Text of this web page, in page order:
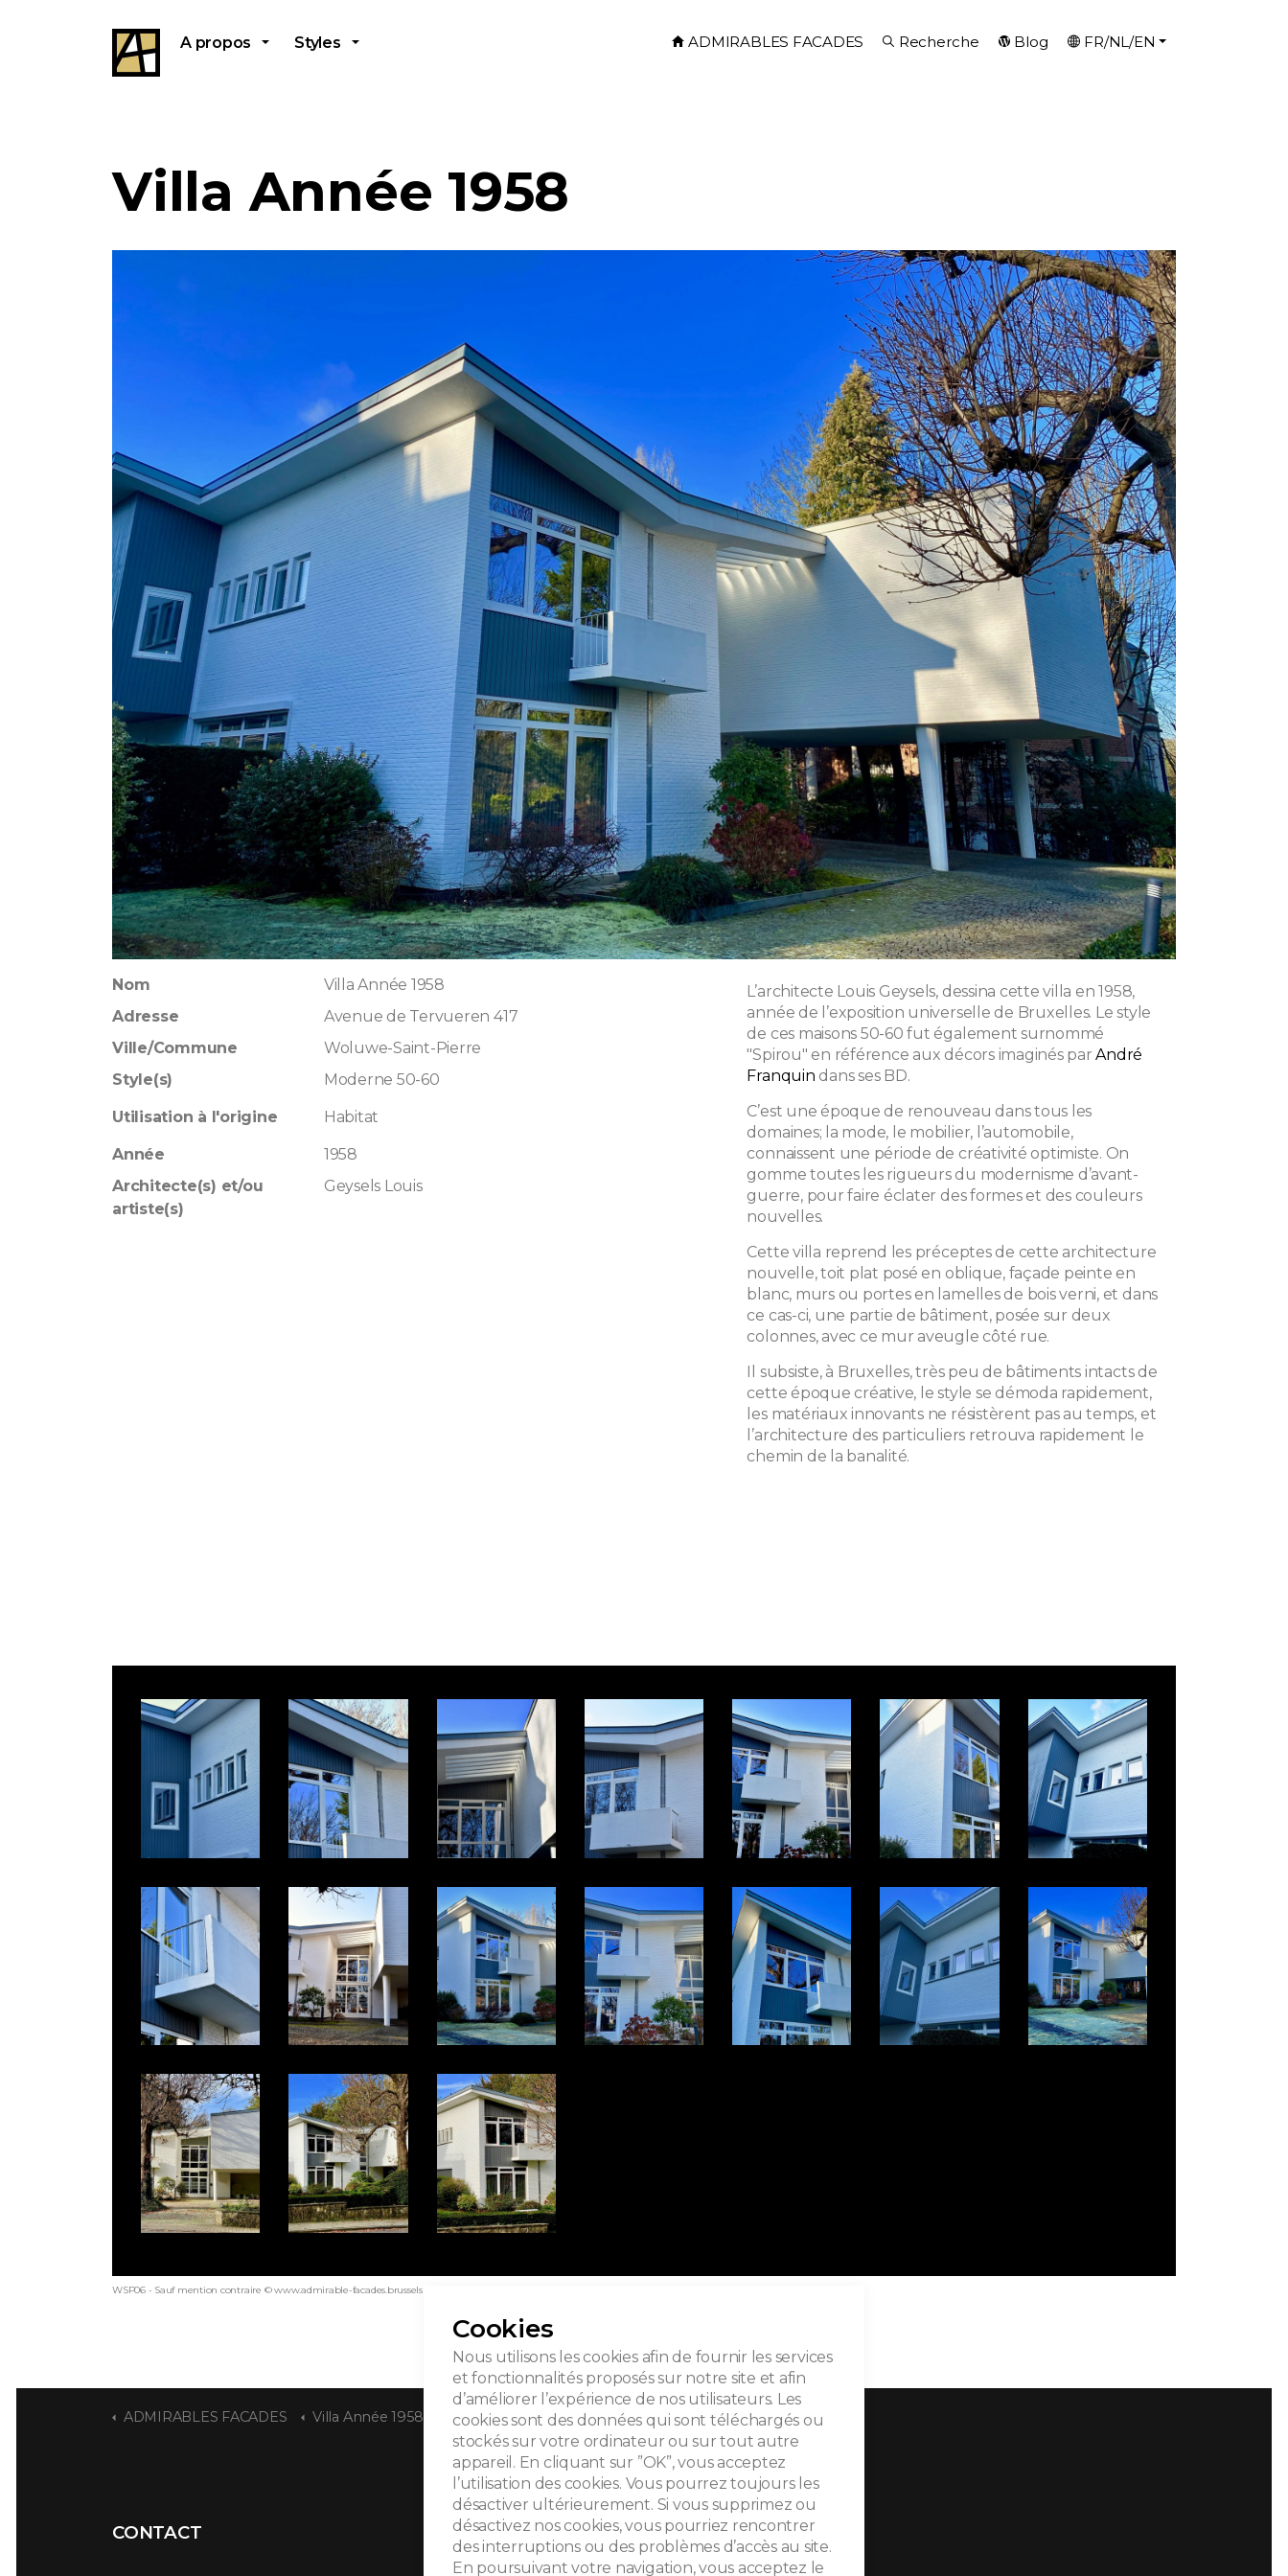
A propos Styles ADMIRABLES FACADES Recherche Blog FR/NL/EN
Villa Année 1958
Nom
Villa Année 1958
Adresse
Avenue de Tervueren 417
Ville/Commune
Woluwe-Saint-Pierre
Style(s)
Moderne 50-60
Utilisation à l'origine Habitat
Année
1958
Architecte(s) et/ou
artiste(s)
Geysels Louis
L’architecte Louis Geysels, dessina cette villa en 1958,
année de l’exposition universelle de Bruxelles. Le style
de ces maisons 50-60 fut également surnommé
"Spirou" en référence aux décors imaginés parAndré
Franquin dans ses BD.
C’est une époque de renouveau dans tous les
domaines; la mode, le mobilier, l’automobile,
connaissent une période de créativité optimiste. On
gomme toutes les rigueurs du modernisme d’avant-
guerre, pour faire éclater des formes et des couleurs
nouvelles.
Cette villa reprend les préceptes de cette architecture
nouvelle, toit plat posé en oblique, façade peinte en
blanc, murs ou portes en lamelles de bois verni, et dans
ce cas-ci, une partie de bâtiment, posée sur deux
colonnes, avec ce mur aveugle côté rue.
Il subsiste, à Bruxelles, très peu de bâtiments intacts de
cette époque créative, le style se démoda rapidement,
les matériaux innovants ne résistèrent pas au temps, et
l’architecture des particuliers retrouva rapidement le
chemin de la banalité.
WSP06 - Sauf mention contraire © www.admirable-facades.brussels pour toutes les photos
ADMIRABLES FACADES Villa Année 1958
CONTACT
Cookies
Nous utilisons les cookies afin de fournir les services
et fonctionnalités proposés sur notre site et afin
d’améliorer l’expérience de nos utilisateurs. Les
cookies sont des données qui sont téléchargés ou
stockés sur votre ordinateur ou sur tout autre
appareil. En cliquant sur ”OK”, vous acceptez
l’utilisation des cookies. Vous pourrez toujours les
désactiver ultérieurement. Si vous supprimez ou
désactivez nos cookies, vous pourriez rencontrer
des interruptions ou des problèmes d’accès au site.
En poursuivant votre navigation, vous acceptez le